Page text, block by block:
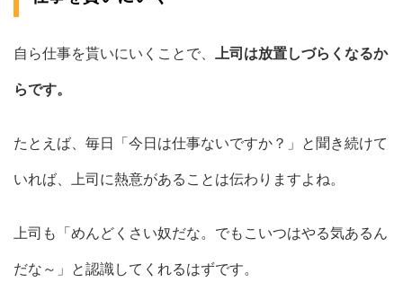
自ら仕事を貰いにいくことで、
上司は放置しづらくなるか
らです。
たとえば、毎日「今日は仕事ないですか？」と聞き続けて
いれば、上司に熱意があることは伝わりますよね。
上司も「めんどくさい奴だな。でもこいつはやる気あるん
だな～」と認識してくれるはずです。